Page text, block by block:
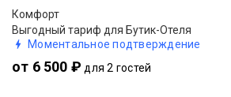
Комфорт
Выгодный тариф для Бутик-Отеля
Моментальное подтверждение
от 6 500 ₽ для 2 гостей